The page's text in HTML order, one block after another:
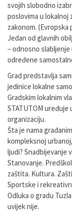
svojih slobodno
poslovima u lokalnoj
zakonom. (Evropska
Jedan od glavnih
– odnosno
određene
Grad predstavlja
jedinice lokalne
Gradskim lokalnim
STATUTOM
organizaciju.
Šta je nama
kompleksnoj
ljudi? Snadbijevanje
Stanovanje.
zaštita. Kultura.
Sportske i
Odluka o gradu
uvijek nije.